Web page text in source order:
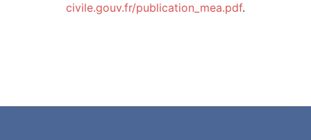
civile.gouv.fr/publication_mea.pdf.